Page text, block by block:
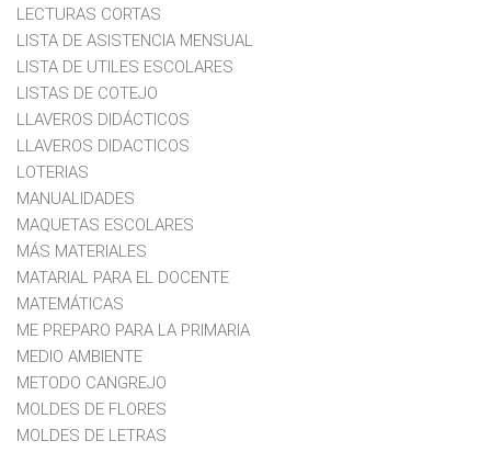
LECTURAS CORTAS
LISTA DE ASISTENCIA MENSUAL
LISTA DE UTILES ESCOLARES
LISTAS DE COTEJO
LLAVEROS DIDÁCTICOS
LLAVEROS DIDACTICOS
LOTERIAS
MANUALIDADES
MAQUETAS ESCOLARES
MÁS MATERIALES
MATARIAL PARA EL DOCENTE
MATEMÁTICAS
ME PREPARO PARA LA PRIMARIA
MEDIO AMBIENTE
METODO CANGREJO
MOLDES DE FLORES
MOLDES DE LETRAS